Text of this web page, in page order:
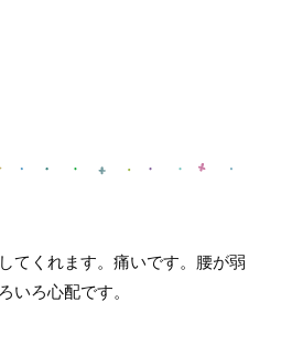
てくれます。痛いです。腰が弱
ろ心配です。